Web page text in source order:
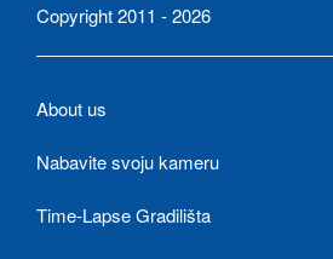
Copyright 2011 - 2026
About us
Nabavite svoju kameru
Time-Lapse Gradilišta